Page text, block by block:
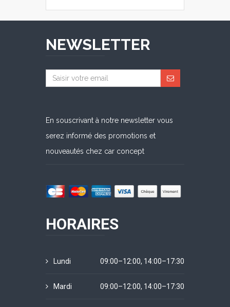
NEWSLETTER
En souscrivant à notre newsletter vous
serez informé des promotions et
nouveautés chez car concept
HORAIRES
Lundi 09:00–12:00, 14:00–17:30
Mardi 09:00–12:00, 14:00–17:30